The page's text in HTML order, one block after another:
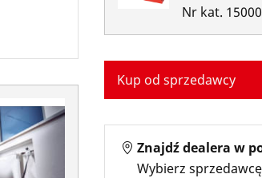
Nr kat.
Kup od sprzedawcy
Znajdź dealera w
Wybierz